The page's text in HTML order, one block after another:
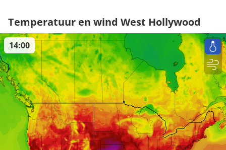
Temperatuur en wind West Hollywood
14:00